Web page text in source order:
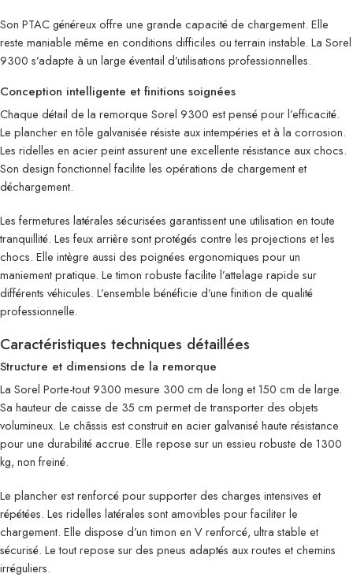
Son PTAC généreux offre une grande capacité de chargement. Elle
reste maniable même en conditions difficiles ou terrain instable. La Sorel
9300 s’adapte à un large éventail d’utilisations professionnelles.
Conception intelligente et finitions soignées
Chaque détail de la remorque Sorel 9300 est pensé pour l’efficacité.
Le plancher en tôle galvanisée résiste aux intempéries et à la corrosion.
Les ridelles en acier peint assurent une excellente résistance aux chocs.
Son design fonctionnel facilite les opérations de chargement et
déchargement.
Les fermetures latérales sécurisées garantissent une utilisation en toute
tranquillité. Les feux arrière sont protégés contre les projections et les
chocs. Elle intègre aussi des poignées ergonomiques pour un
maniement pratique. Le timon robuste facilite l’attelage rapide sur
différents véhicules. L’ensemble bénéficie d’une finition de qualité
professionnelle.
Caractéristiques techniques détaillées
Structure et dimensions de la remorque
La Sorel Porte-tout 9300 mesure 300 cm de long et 150 cm de large.
Sa hauteur de caisse de 35 cm permet de transporter des objets
volumineux. Le châssis est construit en acier galvanisé haute résistance
pour une durabilité accrue. Elle repose sur un essieu robuste de 1300
kg, non freiné.
Le plancher est renforcé pour supporter des charges intensives et
répétées. Les ridelles latérales sont amovibles pour faciliter le
chargement. Elle dispose d’un timon en V renforcé, ultra stable et
sécurisé. Le tout repose sur des pneus adaptés aux routes et chemins
irréguliers.